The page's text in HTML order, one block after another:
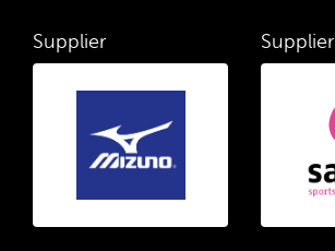
Supplier Supplier